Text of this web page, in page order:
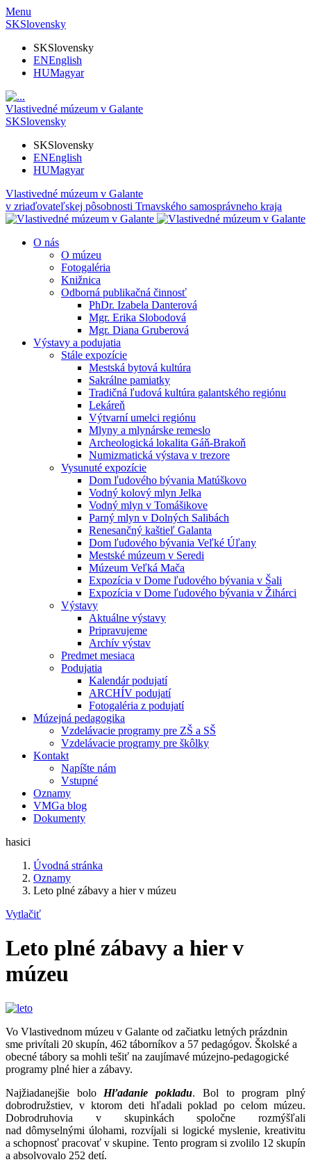
Menu
SKSlovensky
SKSlovensky
ENEnglish
HUMagyar
Vlastivedné múzeum v Galante
SKSlovensky
SKSlovensky
ENEnglish
HUMagyar
Vlastivedné múzeum v Galante
v zriaďovateľskej pôsobnosti Trnavského samosprávneho kraja
O nás
O múzeu
Fotogaléria
Knižnica
Odborná publikačná činnosť
PhDr. Izabela Danterová
Mgr. Erika Slobodová
Mgr. Diana Gruberová
Výstavy a podujatia
Stále expozície
Mestská bytová kultúra
Sakrálne pamiatky
Tradičná ľudová kultúra galantského regiónu
Lekáreň
Výtvarní umelci regiónu
Mlyny a mlynárske remeslo
Archeologická lokalita Gáň-Brakoň
Numizmatická výstava v trezore
Vysunuté expozície
Dom ľudového bývania Matúškovo
Vodný kolový mlyn Jelka
Vodný mlyn v Tomášikove
Parný mlyn v Dolných Salibách
Renesančný kaštieľ Galanta
Dom ľudového bývania Veľké Úľany
Mestské múzeum v Seredi
Múzeum Veľká Mača
Expozícia v Dome ľudového bývania v Šali
Expozícia v Dome ľudového bývania v Žihárci
Výstavy
Aktuálne výstavy
Pripravujeme
Archív výstav
Predmet mesiaca
Podujatia
Kalendár podujatí
ARCHÍV podujatí
Fotogaléria z podujatí
Múzejná pedagogika
Vzdelávacie programy pre ZŠ a SŠ
Vzdelávacie programy pre škôlky
Kontakt
Napíšte nám
Vstupné
Oznamy
VMGa blog
Dokumenty
hasici
Úvodná stránka
Oznamy
Leto plné zábavy a hier v múzeu
Vytlačiť
Leto plné zábavy a hier v
múzeu
Vo Vlastivednom múzeu v Galante od začiatku letných prázdnin
sme privítali 20 skupín, 462 táborníkov a 57 pedagógov. Školské a
obecné tábory sa mohli tešiť na zaujímavé múzejno-pedagogické
programy plné hier a zábavy.
Najžiadanejšie bolo Hľadanie pokladu. Bol to program plný
dobrodružstiev, v ktorom deti hľadali poklad po celom múzeu.
Dobrodruhovia v skupinkách spoločne rozmýšľali
nad dômyselnými úlohami, rozvíjali si logické myslenie, kreativitu
a schopnosť pracovať v skupine. Tento program si zvolilo 12 skupín
a absolvovalo 252 detí.